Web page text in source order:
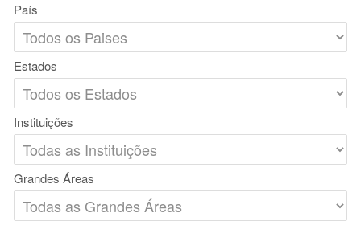
País
Estados
Instituições
Grandes Áreas